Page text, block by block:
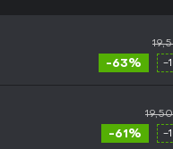
-63% -
-61% -